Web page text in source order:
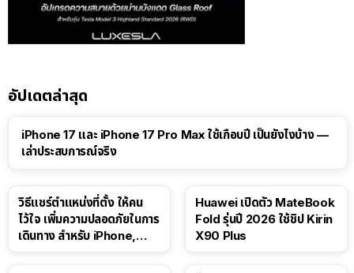
อัปเดตล่าสุด
iPhone 17 และ iPhone 17 Pro Max ใช้เกือบปี เป็นยังไงบ้าง —
เล่าประสบการณ์จริง
วิธีแชร์ตำแหน่งที่ตั้ง ให้คน
ไว้ใจ เพิ่มความปลอดภัยในการ
เดินทาง สำหรับ iPhone,
Huawei เปิดตัว MateBook
Fold รุ่นปี 2026 ใช้ชิป Kirin
X90 Plus